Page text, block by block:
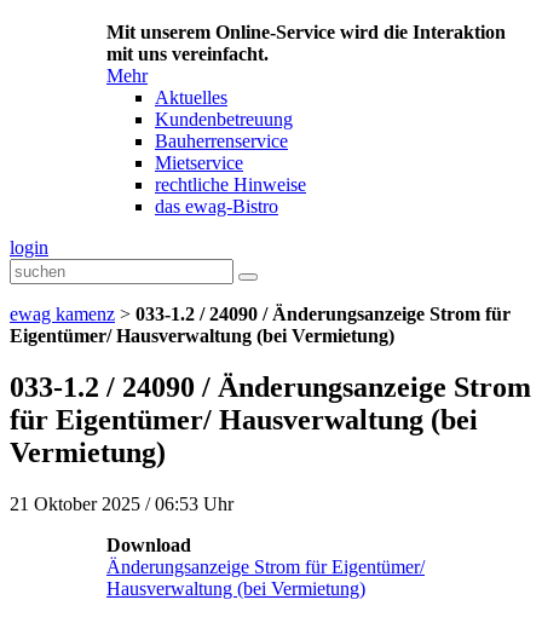
Mit unserem Online-Service wird die Interaktion
mit uns vereinfacht.
Mehr
Aktuelles
Kundenbetreuung
Bauherrenservice
Mietservice
rechtliche Hinweise
das ewag-Bistro
login
ewag kamenz > 033-1.2 / 24090 / Änderungsanzeige Strom für
Eigentümer/ Hausverwaltung (bei Vermietung)
033-1.2 / 24090 / Änderungsanzeige Strom
für Eigentümer/ Hausverwaltung (bei
Vermietung)
21 Oktober 2025 / 06:53 Uhr
Download
Änderungsanzeige Strom für Eigentümer/
Hausverwaltung (bei Vermietung)